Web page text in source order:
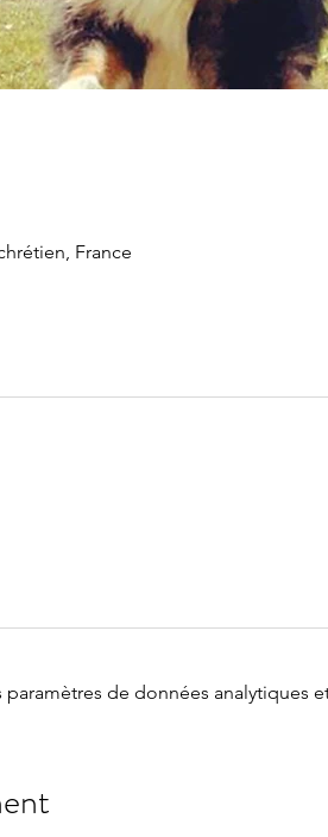
France
de données analytiques